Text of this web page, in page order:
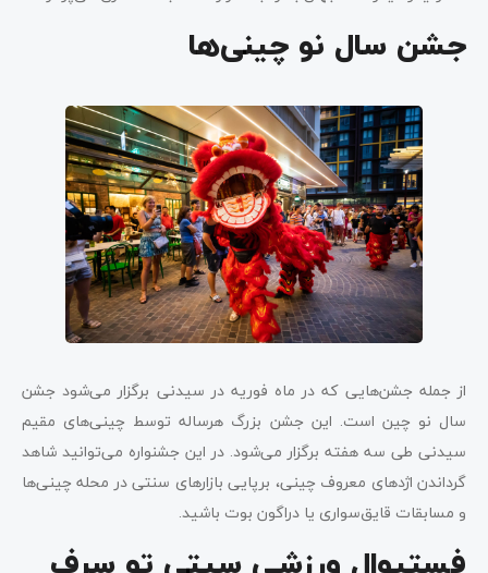
جشن سال نو چینی‌ها
از جمله جشن‌هایی که در ماه فوریه در سیدنی برگزار می‌شود جشن
سال نو چین است. این جشن بزرگ هرساله توسط چینی‌های مقیم
سیدنی طی سه هفته برگزار می‌شود. در این جشنواره می‌توانید شاهد
گرداندن اژدهای معروف چینی، برپایی بازارهای سنتی در محله چینی‌ها
و مسابقات قایق‌سواری یا دراگون بوت باشید.